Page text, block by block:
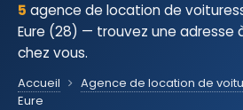
5 agence de location de
Eure (28) — trouvez une adresse
chez vous.
Accueil Agence de location de
Eure